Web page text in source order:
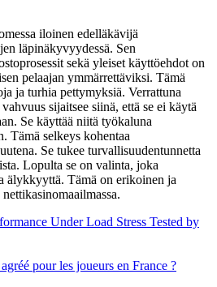
iloinen edelläkävijä
läpinäkyvyydessä. Sen
sekä yleiset käyttöehdot on
pelaajan ymmärrettäviksi. Tämä
ja turhia pettymyksiä. Verrattuna
sijaitsee siinä, että se ei käytä
Se käyttää niitä työkaluna
Tämä selkeys kohentaa
Se tukee turvallisuudentunnetta
Lopulta se on valinta, joka
älykkyyttä. Tämä on erikoinen ja
Under Load Stress Tested by
pour les joueurs en France ?